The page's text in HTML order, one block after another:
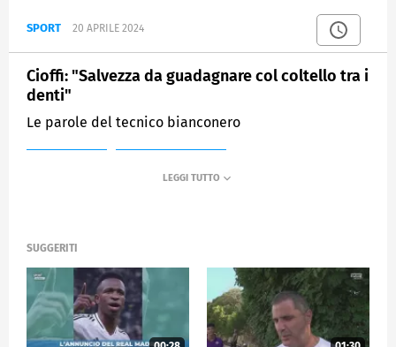
SPORT 20 APRILE 2024
Cioffi: "Salvezza da guadagnare col coltello tra i
denti"
Le parole del tecnico bianconero
SUGGERITI